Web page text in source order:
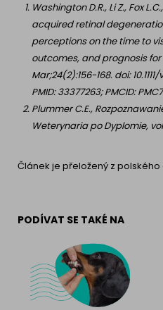
Washington D.R., Li Z., Fox
acquired retinal
perceptions on the time to
outcomes, and prognosis for
Mar;24(2):156-168. doi:
PMID: 33377263; PMCID:
Plummer C.E.,
Weterynaria po Dyplomie,
Článek je přeložený z polského
PODÍVAT SE TAKÉ NA